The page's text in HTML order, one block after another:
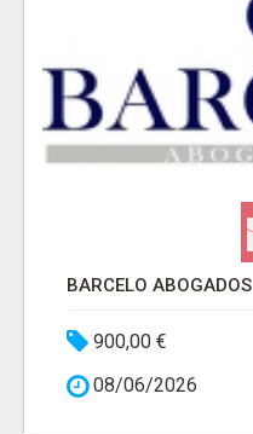
BARCELO ABOGADOS
900,00 €
08/06/2026